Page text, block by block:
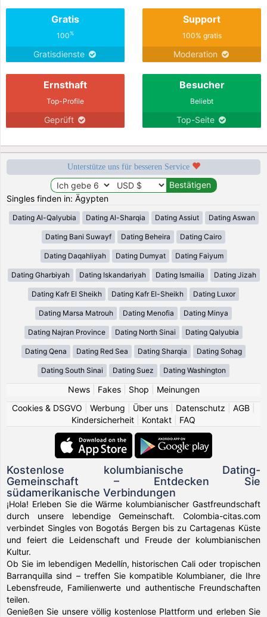
Gratis
100%
Gratisdienste
Support
100% gratis
Moderation
Ernsthaft
Top-Profile
Geprüft
Besucher
Beliebt
Top-Seite
Unterstütze uns für besseren Service
Singles finden in: Ägypten
Dating Al-Qalyubia Dating Al-Sharqia Dating Assiut Dating Aswan
Dating Bani Suwayf Dating Beheira Dating Cairo
Dating Daqahliyah Dating Dumyat Dating Faiyum
Dating Gharbiyah Dating Iskandariyah Dating Ismailia Dating Jizah
Dating Kafr El Sheikh Dating Kafr El-Sheikh Dating Luxor
Dating Marsa Matrouh Dating Menofia Dating Minya
Dating Najran Province Dating North Sinai Dating Qalyubia
Dating Qena Dating Red Sea Dating Sharqia Dating Sohag
Dating South Sinai Dating Suez Dating Washington
News| Fakes| Shop
Meinungen
Cookies & DSGVO
Werbung Über uns Datenschutz AGB
Kindersicherheit
Kontakt FAQ
Kostenlose kolumbianische Dating-
Gemeinschaft – Entdecken Sie
südamerikanische Verbindungen
¡Hola! Erleben Sie die Wärme kolumbianischer Gastfreundschaft
durch unsere lebendige Gemeinschaft. Colombia-citas.com
verbindet Singles von Bogotás Bergen bis zu Cartagenas Küste
und feiert die Leidenschaft und Freude der kolumbianischen
Kultur.
Ob Sie im lebendigen Medellín, historischen Cali oder tropischen
Barranquilla sind – treffen Sie kompatible Kolumbianer, die Ihre
Lebensfreude, Familienwerte und authentische Freundschaften
teilen.
Genießen Sie unsere völlig kostenlose Plattform und erleben Sie